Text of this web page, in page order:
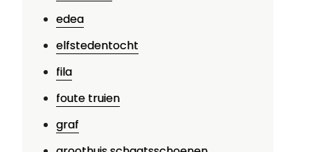
edea
elfstedentocht
fila
foute truien
graf